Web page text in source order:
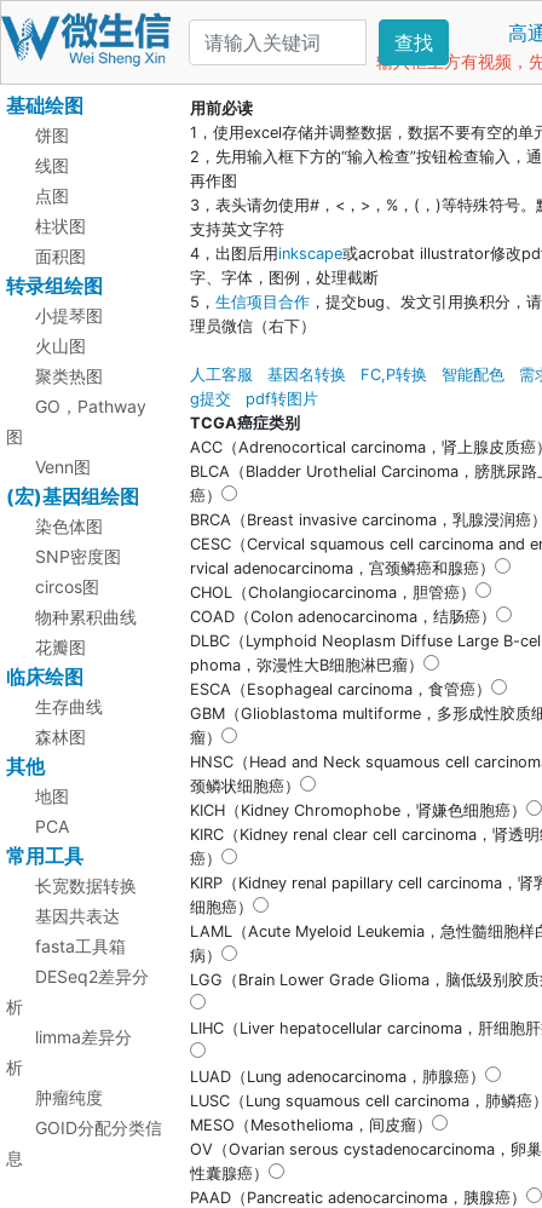
查找 高
输入框上方有视频，
基础绘图
饼图
线图
点图
柱状图
面积图
转录组绘图
小提琴图
火山图
聚类热图
GO，Pathway
图
Venn图
(宏)基因组绘图
染色体图
SNP密度图
circos图
物种累积曲线
花瓣图
临床绘图
生存曲线
森林图
其他
地图
PCA
常用工具
长宽数据转换
基因共表达
fasta工具箱
DESeq2差异分
析
limma差异分
析
肿瘤纯度
GOID分配分类信
息
用前必读
1，使用excel存储并调整数据，数据不要有空的单
2，先用输入框下方的“输入检查”按钮检查输入，
再作图
3，表头请勿使用#，<，>，%，(，)等特殊符号。
支持英文字符
4，出图后用inkscape或acrobat illustrator修改
字、字体，图例，处理截断
5， 生信项目合作 ，提交bug、发文引用换积分，
理员微信（右下）
人工客服 基因名转换 FC,P转换 智能配色
需
g提交
pdf转图片
TCGA癌症类别
ACC（Adrenocortical carcinoma，肾上腺皮质癌
BLCA（Bladder Urothelial Carcinoma，膀胱尿路
癌）
BRCA（Breast invasive carcinoma，乳腺浸润癌
CESC（Cervical squamous cell carcinoma and
rvical adenocarcinoma，宫颈鳞癌和腺癌）
CHOL（Cholangiocarcinoma，胆管癌）
COAD（Colon adenocarcinoma，结肠癌）
DLBC（Lymphoid Neoplasm Diffuse Large B-
phoma，弥漫性大B细胞淋巴瘤）
ESCA（Esophageal carcinoma，食管癌）
GBM（Glioblastoma multiforme，多形成性胶质
瘤）
HNSC（Head and Neck squamous cell
颈鳞状细胞癌）
KICH（Kidney Chromophobe，肾嫌色细胞癌）
KIRC（Kidney renal clear cell carcinoma，肾透
癌）
KIRP（Kidney renal papillary cell carcinoma，肾
细胞癌）
LAML（Acute Myeloid Leukemia，急性髓细胞样
病）
LGG（Brain Lower Grade Glioma，脑低级别胶
LIHC（Liver hepatocellular carcinoma，肝细胞
LUAD（Lung adenocarcinoma，肺腺癌）
LUSC（Lung squamous cell carcinoma，肺鳞癌
MESO（Mesothelioma，间皮瘤）
OV（Ovarian serous cystadenocarcinoma，卵
性囊腺癌）
PAAD（Pancreatic adenocarcinoma，胰腺癌）